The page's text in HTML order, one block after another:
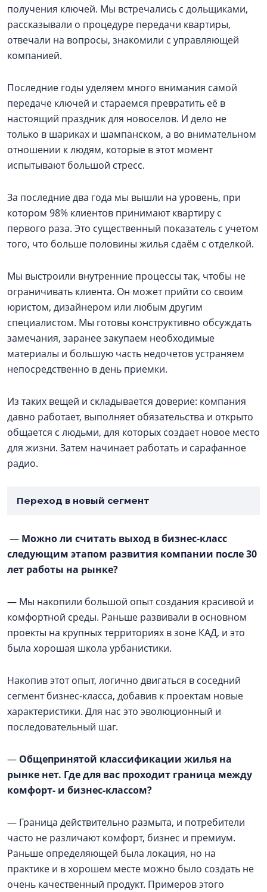
получения ключей. Мы встречались с дольщиками,
рассказывали о процедуре передачи квартиры,
отвечали на вопросы, знакомили с управляющей
компанией.
Последние годы уделяем много внимания самой
передаче ключей и стараемся превратить её в
настоящий праздник для новоселов. И дело не
только в шариках и шампанском, а во внимательном
отношении к людям, которые в этот момент
испытывают большой стресс.
За последние два года мы вышли на уровень, при
котором 98% клиентов принимают квартиру с
первого раза. Это существенный показатель с учетом
того, что больше половины жилья сдаём с отделкой.
Мы выстроили внутренние процессы так, чтобы не
ограничивать клиента. Он может прийти со своим
юристом, дизайнером или любым другим
специалистом. Мы готовы конструктивно обсуждать
замечания, заранее закупаем необходимые
материалы и большую часть недочетов устраняем
непосредственно в день приемки.
Из таких вещей и складывается доверие: компания
давно работает, выполняет обязательства и открыто
общается с людьми, для которых создает новое место
для жизни. Затем начинает работать и сарафанное
радио.
Переход в новый сегмент
— Можно ли считать выход в бизнес-класс
следующим этапом развития компании после 30
лет работы на рынке?
— Мы накопили большой опыт создания красивой и
комфортной среды. Раньше развивали в основном
проекты на крупных территориях в зоне КАД, и это
была хорошая школа урбанистики.
Накопив этот опыт, логично двигаться в соседний
сегмент бизнес-класса, добавив к проектам новые
характеристики. Для нас это эволюционный и
последовательный шаг.
— Общепринятой классификации жилья на
рынке нет. Где для вас проходит граница между
комфорт- и бизнес-классом?
— Граница действительно размыта, и потребители
часто не различают комфорт, бизнес и премиум.
Раньше определяющей была локация, но на
практике и в хорошем месте можно было создать не
очень качественный продукт. Примеров этого